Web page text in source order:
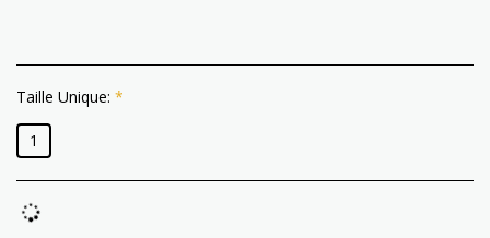
Taille Unique: *
1